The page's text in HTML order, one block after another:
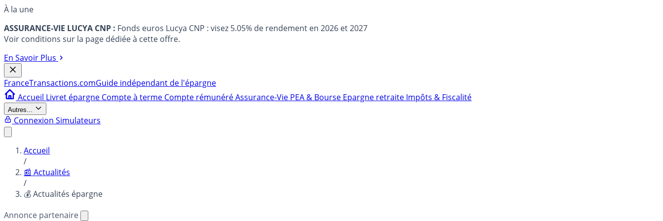
À la une
ASSURANCE-VIE LUCYA CNP : Fonds euros Lucya CNP : visez 5.05% de rendement en 2026 et 2027
Voir conditions sur la page dédiée à cette offre.
En Savoir Plus
FranceTransactions.comGuide indépendant de l'épargne
Accueil Livret épargne Compte à terme Compte rémunéréAssurance-Vie PEA & Bourse Epargne retraite Impôts & Fiscalité
Autres...
Connexion Simulateurs
Accueil
/
📰 Actualités
/
💰 Actualités épargne
Annonce partenaire